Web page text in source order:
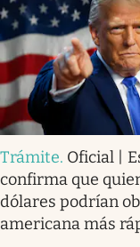
Trámite. Oficial |
confirma que
dólares podrían
americana más